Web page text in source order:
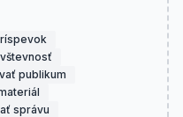
publikum
správu